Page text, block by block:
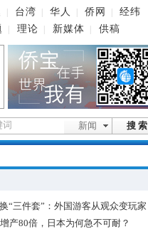
台湾 华人 侨网
经纬
理论 新媒体 供稿
搜 索
新闻
“三件套”：外国游客从观众变玩家
产80倍，日本为何急不可耐？